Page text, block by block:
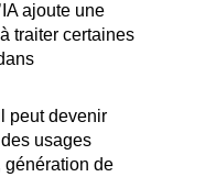
ajoute une
traiter certaines
peut devenir
usages
génération de